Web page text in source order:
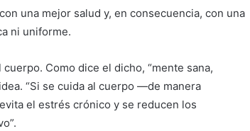
una mejor salud y, en consecuencia, con una
ni uniforme.
Como dice el dicho, “mente sana,
“Si se cuida al cuerpo —de manera
el estrés crónico y se reducen los